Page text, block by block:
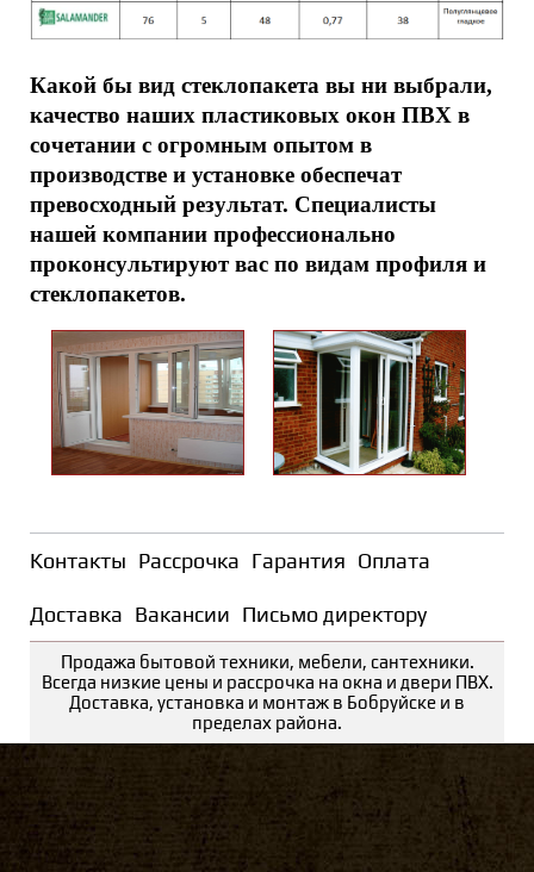
Какой бы вид стеклопакета вы ни выбрали,
качество наших пластиковых окон ПВХ в
сочетании с огромным опытом в
производстве и установке обеспечат
превосходный результат. Специалисты
нашей компании профессионально
проконсультируют вас по видам профиля и
стеклопакетов.
Контакты Рассрочка Гарантия Оплата
Доставка Вакансии Письмо директору
Продажа бытовой техники, мебели, сантехники.
Всегда низкие цены и рассрочка на окна и двери ПВХ.
Доставка, установка и монтаж в Бобруйске и в
пределах района.